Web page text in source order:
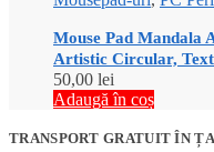
Mouse Pad Mandala
Artistic Circular,
50,00 lei
Adaugă în coș
TRANSPORT GRATUIT ÎN